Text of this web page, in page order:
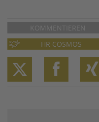
KOMMENTIEREN
HR COSMOS
Twitter